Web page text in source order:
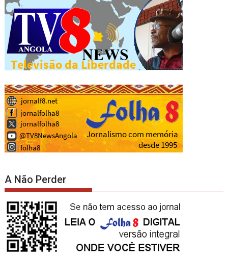
A Não Perder